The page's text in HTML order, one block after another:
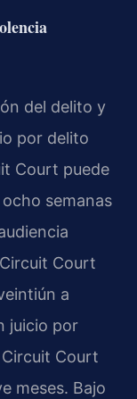
del delito y
por delito
Court puede
semanas
Court
a
juicio por
Court
meses. Bajo